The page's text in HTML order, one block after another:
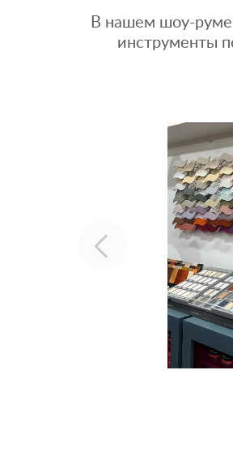
В нашем шоу-руме
инструменты